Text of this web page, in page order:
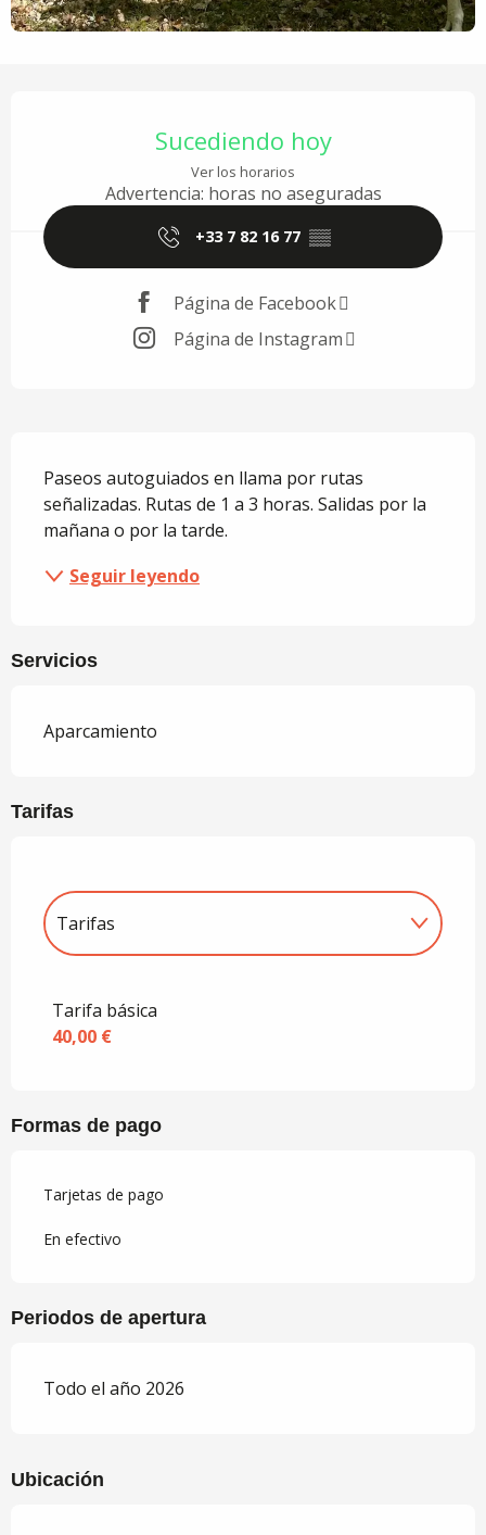
Sucediendo hoy
Ver los horarios
Advertencia: horas no aseguradas
+33 7 82 16 77 ▒▒
Página de Facebook
Página de Instagram
Paseos autoguiados en llama por rutas
señalizadas. Rutas de 1 a 3 horas. Salidas por la
mañana o por la tarde.
Seguir leyendo
Servicios
Aparcamiento
Tarifas
Tarifas
Tarifa básica
40,00 €
Formas de pago
Tarjetas de pago
En efectivo
Periodos de apertura
Todo el año 2026
Ubicación